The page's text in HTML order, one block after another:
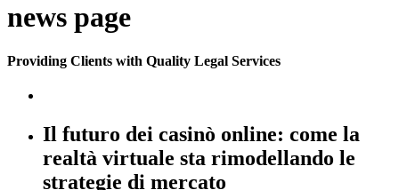
news page
Providing Clients with Quality Legal Services
Il futuro dei casinò online: come la
realtà virtuale sta rimodellando le
strategie di mercato